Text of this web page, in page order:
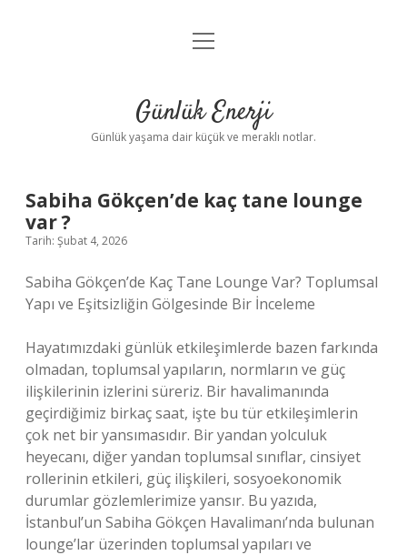
Anasayfa
Yasal Uyarı
menüyü
Günlük Enerji
Günlük yaşama dair küçük ve meraklı notlar.
Sabiha Gökçen’de kaç tane lounge
var ?
Tarih: Şubat 4, 2026
Sabiha Gökçen’de Kaç Tane Lounge Var? Toplumsal
Yapı ve Eşitsizliğin Gölgesinde Bir İnceleme
Hayatımızdaki günlük etkileşimlerde bazen farkında
olmadan, toplumsal yapıların, normların ve güç
ilişkilerinin izlerini süreriz. Bir havalimanında
geçirdiğimiz birkaç saat, işte bu tür etkileşimlerin
çok net bir yansımasıdır. Bir yandan yolculuk
heyecanı, diğer yandan toplumsal sınıflar, cinsiyet
rollerinin etkileri, güç ilişkileri, sosyoekonomik
durumlar gözlemlerimize yansır. Bu yazıda,
İstanbul’un Sabiha Gökçen Havalimanı’nda bulunan
lounge’lar üzerinden toplumsal yapıları ve